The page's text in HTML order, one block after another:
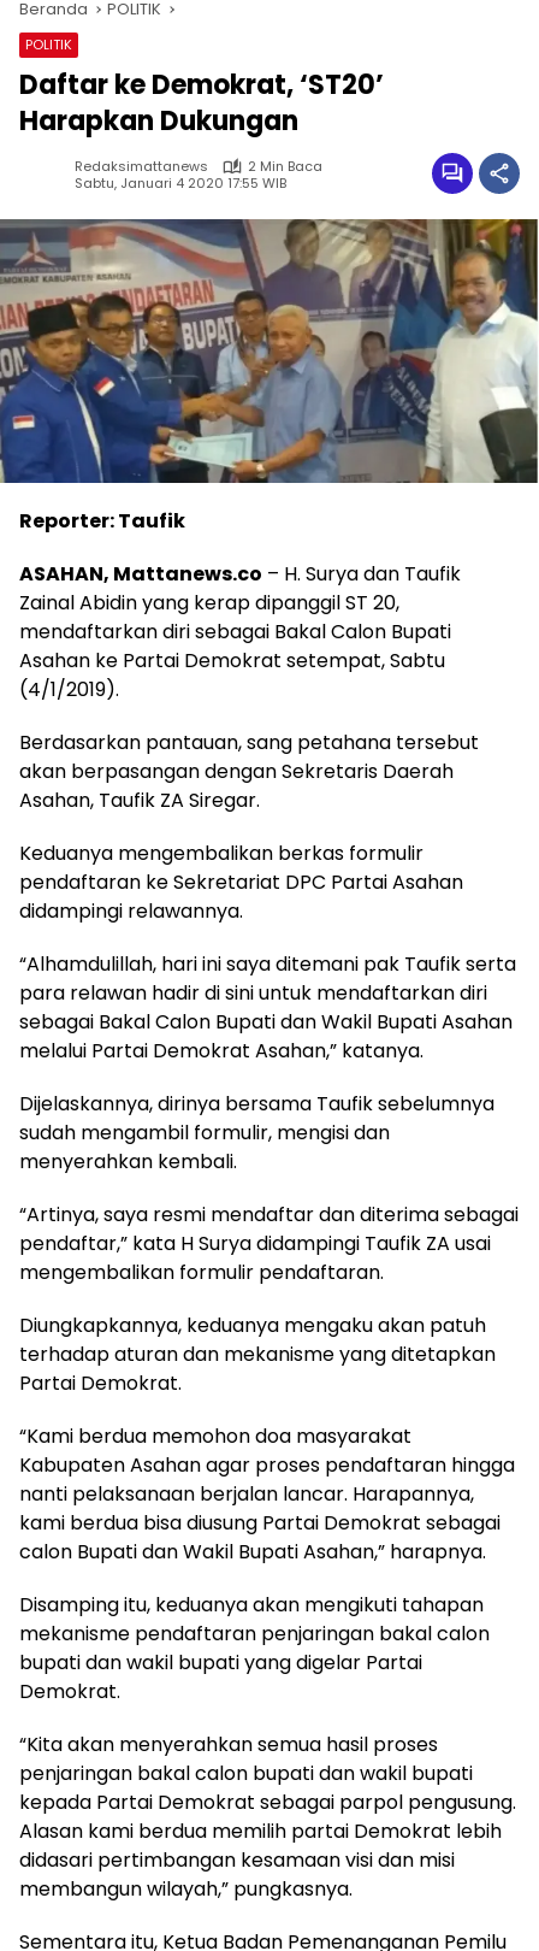
Beranda POLITIK
POLITIK
Daftar ke Demokrat, ‘ST20’
Harapkan Dukungan
Redaksimattanews
2 Min Baca
Sabtu, Januari 4 2020 17:55 WIB
Reporter: Taufik
ASAHAN, Mattanews.co – H. Surya dan Taufik
Zainal Abidin yang kerap dipanggil ST 20,
mendaftarkan diri sebagai Bakal Calon Bupati
Asahan ke Partai Demokrat setempat, Sabtu
(4/1/2019).
Berdasarkan pantauan, sang petahana tersebut
akan berpasangan dengan Sekretaris Daerah
Asahan, Taufik ZA Siregar.
Keduanya mengembalikan berkas formulir
pendaftaran ke Sekretariat DPC Partai Asahan
didampingi relawannya.
“Alhamdulillah, hari ini saya ditemani pak Taufik serta
para relawan hadir di sini untuk mendaftarkan diri
sebagai Bakal Calon Bupati dan Wakil Bupati Asahan
melalui Partai Demokrat Asahan,” katanya.
Dijelaskannya, dirinya bersama Taufik sebelumnya
sudah mengambil formulir, mengisi dan
menyerahkan kembali.
“Artinya, saya resmi mendaftar dan diterima sebagai
pendaftar,” kata H Surya didampingi Taufik ZA usai
mengembalikan formulir pendaftaran.
Diungkapkannya, keduanya mengaku akan patuh
terhadap aturan dan mekanisme yang ditetapkan
Partai Demokrat.
“Kami berdua memohon doa masyarakat
Kabupaten Asahan agar proses pendaftaran hingga
nanti pelaksanaan berjalan lancar. Harapannya,
kami berdua bisa diusung Partai Demokrat sebagai
calon Bupati dan Wakil Bupati Asahan,” harapnya.
Disamping itu, keduanya akan mengikuti tahapan
mekanisme pendaftaran penjaringan bakal calon
bupati dan wakil bupati yang digelar Partai
Demokrat.
“Kita akan menyerahkan semua hasil proses
penjaringan bakal calon bupati dan wakil bupati
kepada Partai Demokrat sebagai parpol pengusung.
Alasan kami berdua memilih partai Demokrat lebih
didasari pertimbangan kesamaan visi dan misi
membangun wilayah,” pungkasnya.
Sementara itu, Ketua Badan Pemenanganan Pemilu